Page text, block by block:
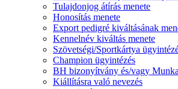
Tulajdonjog átírás menete
Honosítás menete
Export pedigré kiváltásának
Kennelnév kiváltás menete
Szövetségi/Sportkártya
Champion ügyintézés
BH bizonyítvány és/vagy
Kiállításra való nevezés